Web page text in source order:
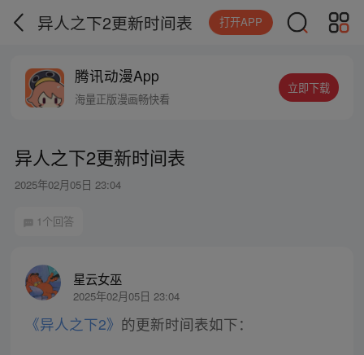
异人之下2更新时间表 打开APP
腾讯动漫App
海量正版漫画畅快看
立即下载
异人之下2更新时间表
2025年02月05日 23:04
1个回答
星云女巫
2025年02月05日 23:04
《异人之下2》 的更新时间表如下：